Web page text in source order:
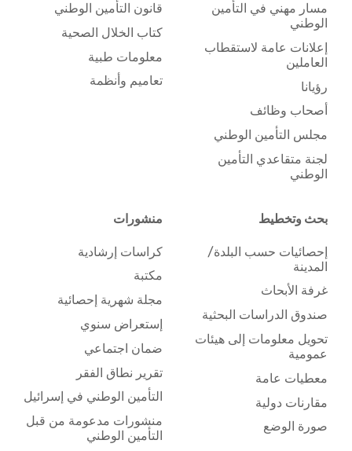
مسار مهني في التأمين
الوطني
إعلانات عامة لاستقطاب
العاملين
رؤيانا
أصحاب وظائف
مجلس التأمين الوطني
لجنة متقاعدي التأمين
الوطني
قانون التأمين الوطني
كتاب الخلال الصحية
معلومات طبية
تعاميم وأنظمة
بحث وتخطيط
إحصائيات حسب البلدة/
المدينة
غرفة الأبحاث
صندوق الدراسات البحثية
تحويل معلومات إلى هيئات
عمومية
معطيات عامة
مقارنات دولية
صورة الوضع
منشورات
كراسات إرشادية
مكتبة
مجلة شهرية إحصائية
إستعراض سنوي
ضمان اجتماعي
تقرير نطاق الفقر
التأمين الوطني في إسرائيل
منشورات مدعومة من قبل
التأمين الوطني